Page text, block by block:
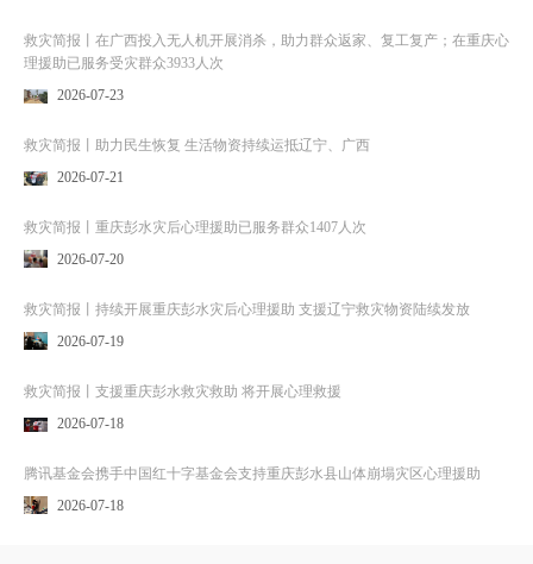
救灾简报丨在广西投入无人机开展消杀，助力群众返家、复工复产；在重庆心
理援助已服务受灾群众3933人次
2026-07-23
救灾简报丨助力民生恢复 生活物资持续运抵辽宁、广西
2026-07-21
救灾简报丨重庆彭水灾后心理援助已服务群众1407人次
2026-07-20
救灾简报丨持续开展重庆彭水灾后心理援助 支援辽宁救灾物资陆续发放
2026-07-19
救灾简报丨支援重庆彭水救灾救助 将开展心理救援
2026-07-18
腾讯基金会携手中国红十字基金会支持重庆彭水县山体崩塌灾区心理援助
2026-07-18